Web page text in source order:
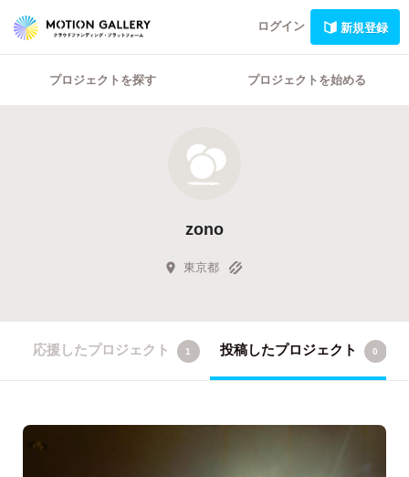
ログイン 新規登録
プロジェクトを探す プロジェクトを始める
zono
東京都
応援したプロジェクト 1 投稿したプロジェクト 0